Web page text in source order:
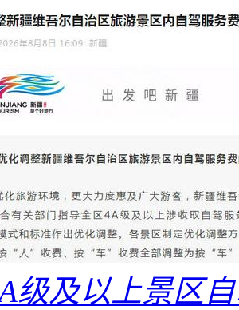
级及以上景区